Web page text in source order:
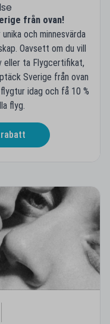
från ovan!
och minnesvärda
Oavsett om du vill
eller ta Flygcertifikat,
Sverige från ovan
idag och få 10 %
flyg.